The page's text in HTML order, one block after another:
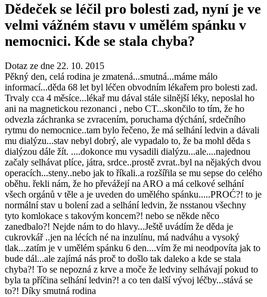
Dědeček se léčil pro bolesti zad, nyní je ve
velmi vážném stavu v umělém spánku v
nemocnici. Kde se stala chyba?
Dotaz ze dne 22. 10. 2015
Pěkný den, celá rodina je zmatená...smutná...máme málo
informací...děda 68 let byl léčen obvodním lékařem pro bolesti zad.
Trvaly cca 4 měsíce...lékař mu dával stále silnější léky, neposlal ho
ani na magnetickou rezonanci , nebo CT...skončilo to tím, že ho
odvezla záchranka se zvracením, poruchama dýchání, srdečního
rytmu do nemocnice..tam bylo řečeno, že má selhání ledvin a dávali
mu dialýzu...stav nebyl dobrý, ale vypadalo to, že ba mohl děda s
dialýzou dále žít. ....dokonce mu vysadili dialýzu...ale....najednou
začaly selhávat plíce, játra, srdce..prostě zvrat..byl na nějakých dvou
operacích...steny..nebo jak to říkali..a rozšířila se mu sepse do celého
oběhu. řekli nám, že ho převážejí na ARO a má celkové selhání
všech orgánů v těle a je uveden do umělého spánku.....PROĆ?! to je
normální stav u bolení zad a selhání ledvin, že nsstanou všechny
tyto komlokace s takovým koncem?! nebo se někde něco
zanedbalo?! Nejde nám to do hlavy...Ještě uvádím že děda je
cukrovkář ..jen na lécích né na inzulínu, má nadváhu a vysoký
tlak...zatím je v umělém spánku 6 den....vím že mi neodpovíta jak to
bude dál...ale zajímá nás proč to došlo tak daleko a kde se stala
chyba?! To se nepozná z krve a moče že ledviny selhávají pokud to
byla ta příčina selhání ledvin?! a co ten další vývoj léčby...stává se
to?! Díky smutná rodina